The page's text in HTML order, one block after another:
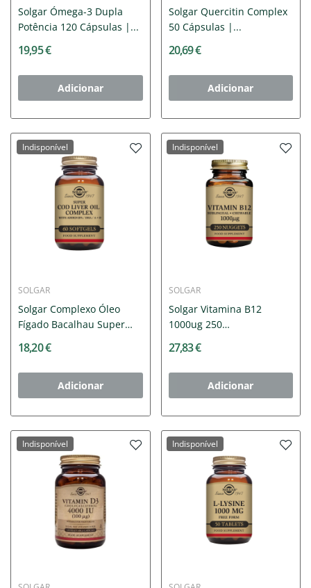
Solgar Ómega-3 Dupla
Potência 120 Cápsulas |...
19,95 €
Adicionar
Solgar Quercitin Complex
50 Cápsulas |...
20,69 €
Adicionar
Indisponível
SOLGAR
Solgar Complexo Óleo
Fígado Bacalhau Super
18,20 €
Adicionar
Indisponível
SOLGAR
Solgar Vitamina B12
1000ug 250
27,83 €
Adicionar
Indisponível Indisponível